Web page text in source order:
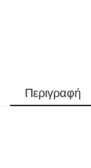
Περιγραφή